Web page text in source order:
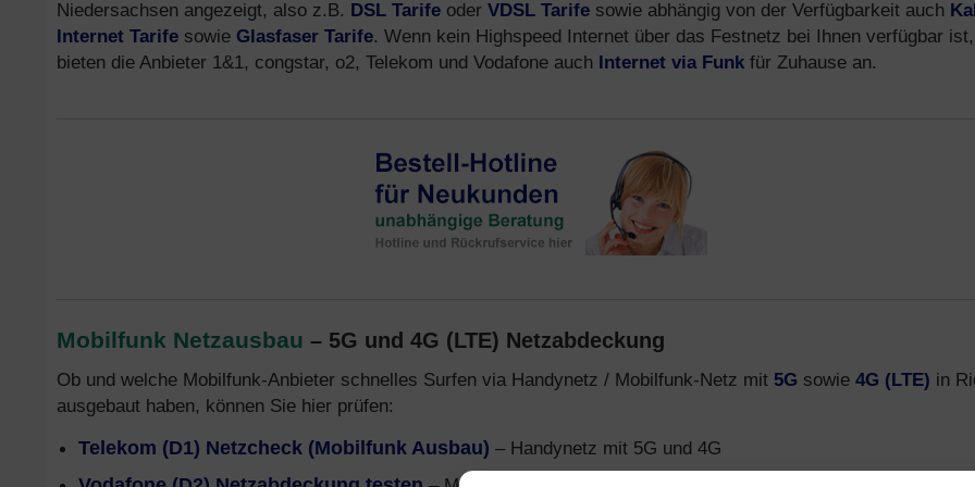
Niedersachsen angezeigt, also z.B. DSL Tarife oder VDSL Tarife sowie abhängig von der Verfügbarkeit auch
Internet Tarife sowie Glasfaser Tarife. Wenn kein Highspeed Internet über das Festnetz bei Ihnen verfügbar ist,
bieten die Anbieter 1&1, congstar, o2, Telekom und Vodafone auch Internet via Funk für Zuhause an.
Mobilfunk Netzausbau – 5G und 4G (LTE) Netzabdeckung
Ob und welche Mobilfunk-Anbieter schnelles Surfen via Handynetz / Mobilfunk-Netz mit 5G sowie 4G (LTE) in
ausgebaut haben, können Sie hier prüfen:
Telekom (D1) Netzcheck (Mobilfunk Ausbau) – Handynetz mit 5G und 4G